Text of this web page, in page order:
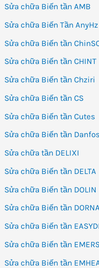
Sửa chữa Biến tần AMB
Sửa chữa Biến Tần AnyHz
Sửa chữa Biến tần
Sửa chữa Biến tần CHINT
Sửa chữa Biến tần Chziri
Sửa chữa Biến tần CS
Sửa chữa Biến tần Cutes
Sửa chữa Biến tần
Sửa chữa tần DELIXI
Sửa chữa Biến tần DELTA
Sửa chữa Biến tần DOLIN
Sửa chữa Biến tần
Sửa chữa Biến tần
Sửa chữa Biến tần
Sửa chữa Biến tần